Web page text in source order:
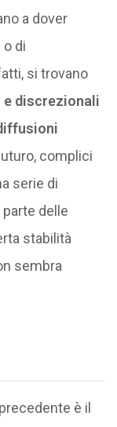
a dover
di
si trovano
discrezionali
complici
serie di
delle
stabilità
sembra
è il